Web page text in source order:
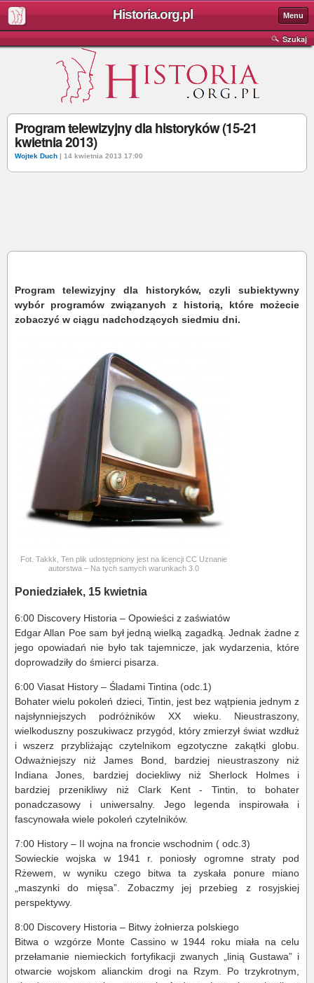
Historia.org.pl Menu
Szukaj
Program telewizyjny dla historyków (15-21
kwietnia 2013)
Wojtek Duch | 14 kwietnia 2013 17:00
Program telewizyjny dla historyków, czyli subiektywny
wybór programów związanych z historią, które możecie
zobaczyć w ciągu nadchodzących siedmiu dni.
Fot. Takkk, Ten plik udostępniony jest na licencji CC Uznanie
autorstwa – Na tych samych warunkach 3.0
Poniedziałek, 15 kwietnia
6:00 Discovery Historia – Opowieści z zaświatów
Edgar Allan Poe sam był jedną wielką zagadką. Jednak żadne z
jego opowiadań nie było tak tajemnicze, jak wydarzenia, które
doprowadziły do śmierci pisarza.
6:00 Viasat History – Śladami Tintina (odc.1)
Bohater wielu pokoleń dzieci, Tintin, jest bez wątpienia jednym z
najsłynniejszych podróżników XX wieku. Nieustraszony,
wielkoduszny poszukiwacz przygód, który zmierzył świat wzdłuż
i wszerz przybliżając czytelnikom egzotyczne zakątki globu.
Odważniejszy niż James Bond, bardziej nieustraszony niż
Indiana Jones, bardziej dociekliwy niż Sherlock Holmes i
bardziej przenikliwy niż Clark Kent - Tintin, to bohater
ponadczasowy i uniwersalny. Jego legenda inspirowała i
fascynowała wiele pokoleń czytelników.
7:00 History – II wojna na froncie wschodnim ( odc.3)
Sowieckie wojska w 1941 r. poniosły ogromne straty pod
Rżewem, w wyniku czego bitwa ta zyskała ponure miano
„maszynki do mięsa”. Zobaczmy jej przebieg z rosyjskiej
perspektywy.
8:00 Discovery Historia – Bitwy żołnierza polskiego
Bitwa o wzgórze Monte Cassino w 1944 roku miała na celu
przełamanie niemieckich fortyfikacji zwanych „linią Gustawa” i
otwarcie wojskom alianckim drogi na Rzym. Po trzykrotnym,